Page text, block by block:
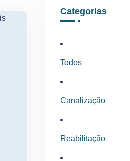
Categorias
Todos
Canalização
Reabilitação